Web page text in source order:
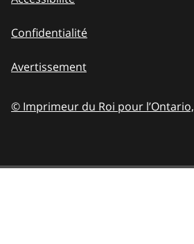
Confidentialité
Avertissement
© Imprimeur du Roi pour l’Ontario,